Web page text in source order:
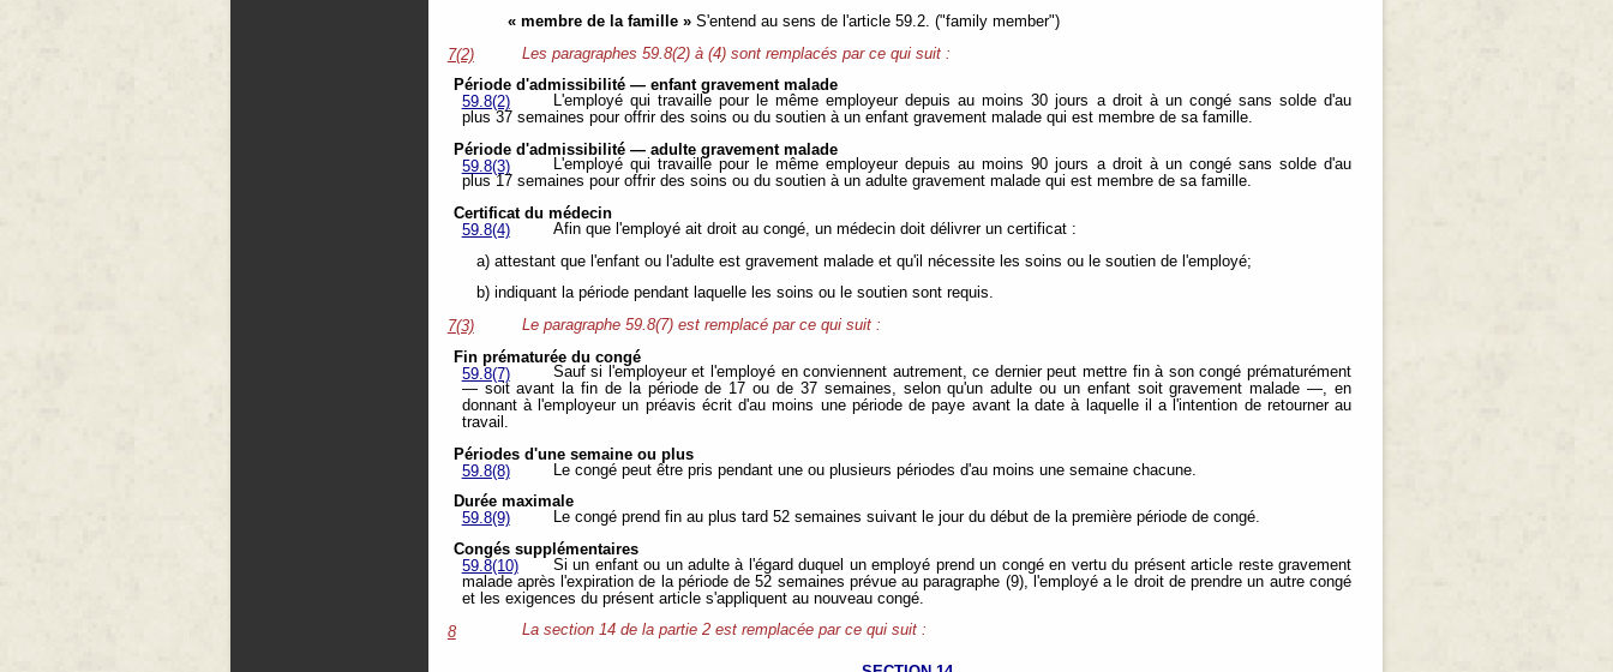
« membre de la famille »S'entend au sens de l'article 59.2. ("family member")
7(2)
Les paragraphes 59.8(2) à (4) sont remplacés par ce qui suit :
Période d'admissibilité — enfant gravement malade
59.8(2)
L'employé qui travaille pour le même employeur depuis au moins 30 jours a droit à un congé sans solde d'au
plus 37 semaines pour offrir des soins ou du soutien à un enfant gravement malade qui est membre de sa famille.
Période d'admissibilité — adulte gravement malade
59.8(3)
L'employé qui travaille pour le même employeur depuis au moins 90 jours a droit à un congé sans solde d'au
plus 17 semaines pour offrir des soins ou du soutien à un adulte gravement malade qui est membre de sa famille.
Certificat du médecin
59.8(4)
Afin que l'employé ait droit au congé, un médecin doit délivrer un certificat :
a) attestant que l'enfant ou l'adulte est gravement malade et qu'il nécessite les soins ou le soutien de l'employé;
b) indiquant la période pendant laquelle les soins ou le soutien sont requis.
7(3)
Le paragraphe 59.8(7) est remplacé par ce qui suit :
Fin prématurée du congé
59.8(7)
Sauf si l'employeur et l'employé en conviennent autrement, ce dernier peut mettre fin à son congé prématurément
— soit avant la fin de la période de 17 ou de 37 semaines, selon qu'un adulte ou un enfant soit gravement malade —, en
donnant à l'employeur un préavis écrit d'au moins une période de paye avant la date à laquelle il a l'intention de retourner au
travail.
Périodes d'une semaine ou plus
59.8(8)
Le congé peut être pris pendant une ou plusieurs périodes d'au moins une semaine chacune.
Durée maximale
59.8(9)
Le congé prend fin au plus tard 52 semaines suivant le jour du début de la première période de congé.
Congés supplémentaires
59.8(10)
Si un enfant ou un adulte à l'égard duquel un employé prend un congé en vertu du présent article reste gravement
malade après l'expiration de la période de 52 semaines prévue au paragraphe (9), l'employé a le droit de prendre un autre congé
et les exigences du présent article s'appliquent au nouveau congé.
8
La section 14 de la partie 2 est remplacée par ce qui suit :